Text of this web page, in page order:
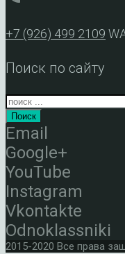
+7 (926) 499 2109
Поиск по сайту
Поиск
Email
Google+
YouTube
Instagram
Vkontakte
Odnoklassniki
2015-2020 Все права